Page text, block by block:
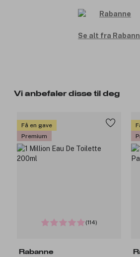
Se alt fra
Vi anbefaler disse til deg
Få en gave
Premium
(114)
Rabanne